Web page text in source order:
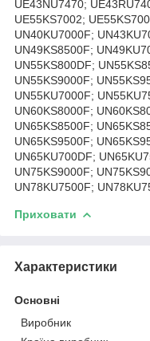
UE43NU7470;
UE55KS7002;
UN40KU7000F;
UN49KS8500F;
UN55KS800DF;
UN55KS9000F;
UN55KU7000F;
UN60KS8000F;
UN65KS8500F;
UN65KS9500F;
UN65KU700DF;
UN75KS9000F;
UN78KU7500F;
Приховати
Характеристики
Основні
Виробник